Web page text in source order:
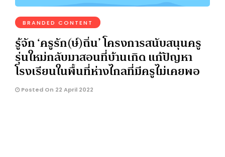
BRANDED CONTENT
รู้จัก ‘ครูรัก(ษ์)ถิ่น’ โครงการสนับสนุนครู
รุ่นใหม่กลับมาสอนที่บ้านเกิด แก้ปัญหา
โรงเรียนในพื้นที่ห่างไกลที่มีครูไม่เคยพอ
Posted On 22 April 2022